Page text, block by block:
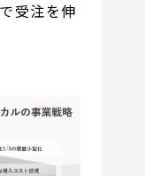
受注を伸